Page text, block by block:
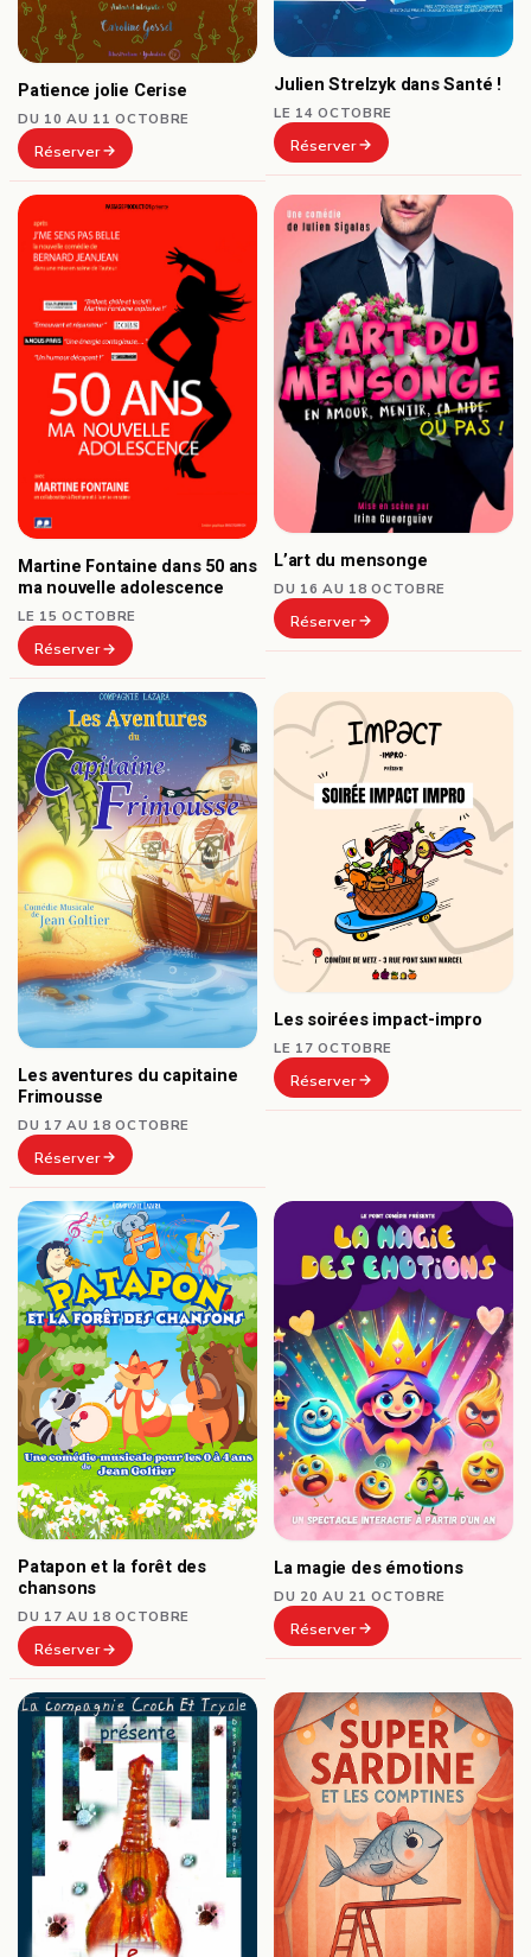
Patience jolie Cerise
DU 10 AU 11 OCTOBRE
Réserver
Julien Strelzyk dans Santé !
LE 14 OCTOBRE
Réserver
Martine Fontaine dans 50 ans
ma nouvelle adolescence
LE 15 OCTOBRE
Réserver
L’art du mensonge
DU 16 AU 18 OCTOBRE
Réserver
Les aventures du capitaine
Frimousse
DU 17 AU 18 OCTOBRE
Réserver
Les soirées impact-impro
LE 17 OCTOBRE
Réserver
Patapon et la forêt des
chansons
DU 17 AU 18 OCTOBRE
Réserver
La magie des émotions
DU 20 AU 21 OCTOBRE
Réserver